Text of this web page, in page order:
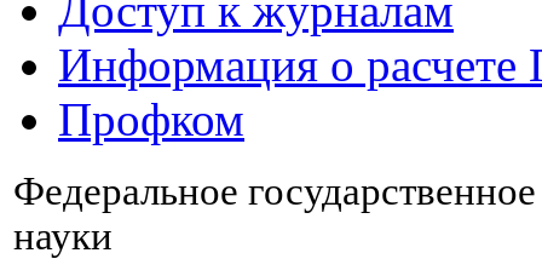
Информация о
Профком
Федеральное
науки